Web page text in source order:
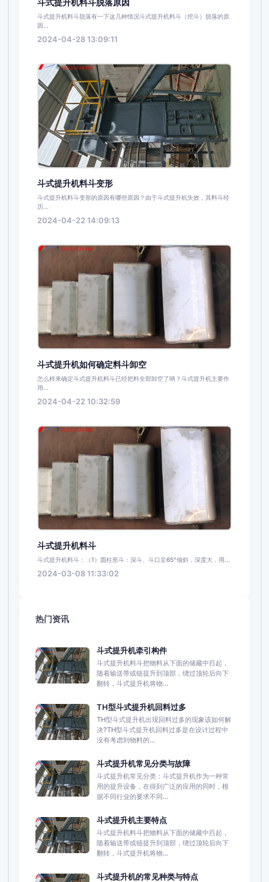
斗式提升机料斗脱落原因
斗式提升机料斗脱落有一下这几种情况斗式提升机料斗（挖斗）脱落的原
因...
2024-04-28 13:09:11
斗式提升机料斗变形
斗式提升机料斗变形的原因有哪些原因？由于斗式提升机失效，其料斗经
历...
2024-04-22 14:09:13
斗式提升机如何确定料斗卸空
怎么样来确定斗式提升机料斗已经把料全部卸空了呐？斗式提升机主要作
用...
2024-04-22 10:32:59
斗式提升机料斗
斗式提升机料斗：（1）圆柱形斗：深斗、斗口呈65°倾斜，深度大，用...
2024-03-08 11:33:02
热门资讯
斗式提升机牵引构件
斗式提升机料斗把物料从下面的储藏中舀起，
随着输送带或链提升到顶部，绕过顶轮后向下
翻转，斗式提升机将物...
TH型斗式提升机回料过多
TH型斗式提升机出现回料过多的现象该如何解
决?TH型斗式提升机回料过多是在设计过程中
没有考虑到物料的...
斗式提升机常见分类与故障
斗式提升机常见分类：斗式提升机作为一种常
用的提升设备，在得到广泛的应用的同时，根
据不同行业的要求不同...
斗式提升机主要特点
斗式提升机料斗把物料从下面的储藏中舀起，
随着输送带或链提升到顶部，绕过顶轮后向下
翻转，斗式提升机将物...
斗式提升机的常见种类与特点